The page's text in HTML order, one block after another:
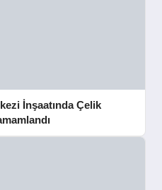
İnşaatında Çelik